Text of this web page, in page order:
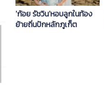
'ก้อย รัชวิน'หอบลูกในท้อง
ย้ายถิ่นปักหลักภูเก็ต